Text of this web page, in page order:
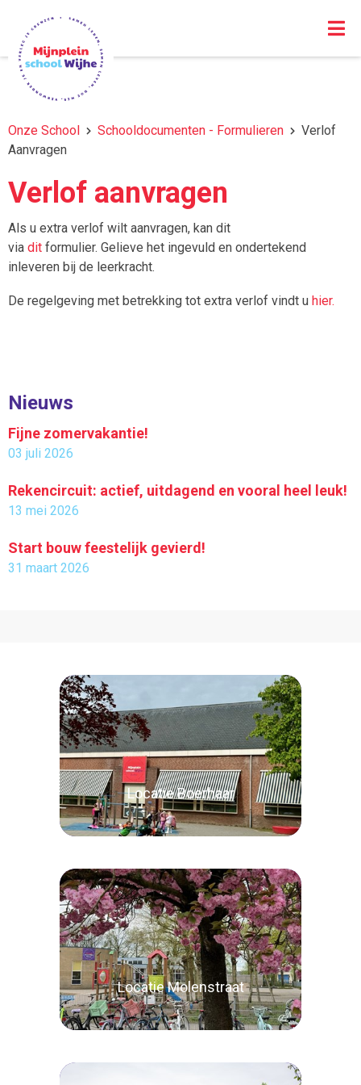
Onze School Schooldocumenten - Formulieren
Verlof
Aanvragen
Verlof aanvragen
Als u extra verlof wilt aanvragen, kan dit
via dit formulier. Gelieve het ingevuld en ondertekend
inleveren bij de leerkracht.
De regelgeving met betrekking tot extra verlof vindt u hier.
Nieuws
Fijne zomervakantie!
03 juli 2026
Rekencircuit: actief, uitdagend en vooral heel leuk!
13 mei 2026
Start bouw feestelijk gevierd!
31 maart 2026
Locatie Boerhaar
Lees verder
Locatie Molenstraat